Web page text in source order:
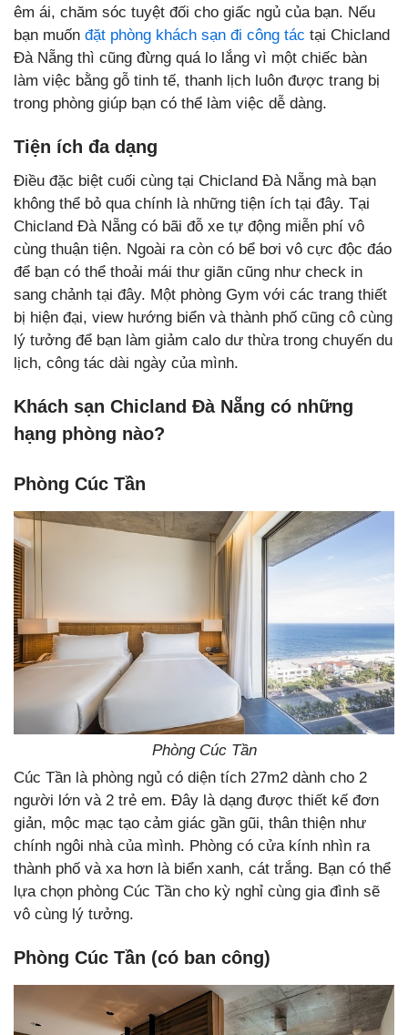
êm ái, chăm sóc tuyệt đối cho giấc ngủ của bạn. Nếu
bạn muốn đặt phòng khách sạn đi công tác tại Chicland
Đà Nẵng thì cũng đừng quá lo lắng vì một chiếc bàn
làm việc bằng gỗ tinh tế, thanh lịch luôn được trang bị
trong phòng giúp bạn có thể làm việc dễ dàng.
Tiện ích đa dạng
Điều đặc biệt cuối cùng tại Chicland Đà Nẵng mà bạn
không thể bỏ qua chính là những tiện ích tại đây. Tại
Chicland Đà Nẵng có bãi đỗ xe tự động miễn phí vô
cùng thuận tiện. Ngoài ra còn có bể bơi vô cực độc đáo
để bạn có thể thoải mái thư giãn cũng như check in
sang chảnh tại đây. Một phòng Gym với các trang thiết
bị hiện đại, view hướng biển và thành phố cũng cô cùng
lý tưởng để bạn làm giảm calo dư thừa trong chuyến du
lịch, công tác dài ngày của mình.
Khách sạn Chicland Đà Nẵng có những
hạng phòng nào?
Phòng Cúc Tần
Phòng Cúc Tần
Cúc Tần là phòng ngủ có diện tích 27m2 dành cho 2
người lớn và 2 trẻ em. Đây là dạng được thiết kế đơn
giản, mộc mạc tạo cảm giác gần gũi, thân thiện như
chính ngôi nhà của mình. Phòng có cửa kính nhìn ra
thành phố và xa hơn là biển xanh, cát trắng. Bạn có thể
lựa chọn phòng Cúc Tần cho kỳ nghỉ cùng gia đình sẽ
vô cùng lý tưởng.
Phòng Cúc Tần (có ban công)